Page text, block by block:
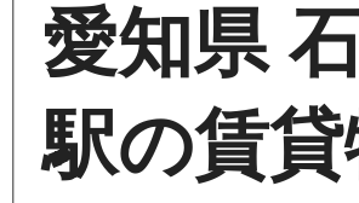
愛知県
駅の賃